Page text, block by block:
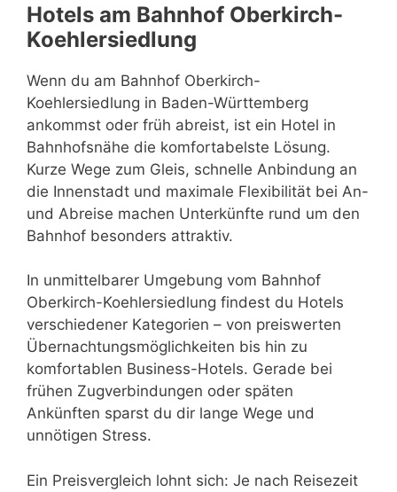
Hotels am Bahnhof Oberkirch-
Koehlersiedlung
Wenn du am Bahnhof Oberkirch-
Koehlersiedlung in Baden-Württemberg
ankommst oder früh abreist, ist ein Hotel in
Bahnhofsnähe die komfortabelste Lösung.
Kurze Wege zum Gleis, schnelle Anbindung an
die Innenstadt und maximale Flexibilität bei An-
und Abreise machen Unterkünfte rund um den
Bahnhof besonders attraktiv.
In unmittelbarer Umgebung vom Bahnhof
Oberkirch-Koehlersiedlung findest du Hotels
verschiedener Kategorien – von preiswerten
Übernachtungsmöglichkeiten bis hin zu
komfortablen Business-Hotels. Gerade bei
frühen Zugverbindungen oder späten
Ankünften sparst du dir lange Wege und
unnötigen Stress.
Ein Preisvergleich lohnt sich: Je nach Reisezeit